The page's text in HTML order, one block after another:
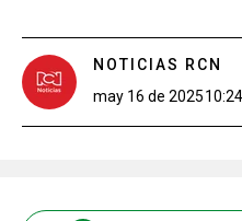
NOTICIAS RCN
may 16 de 2025